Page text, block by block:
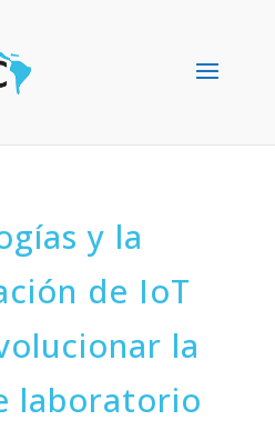
y la
de IoT
la
laboratorio